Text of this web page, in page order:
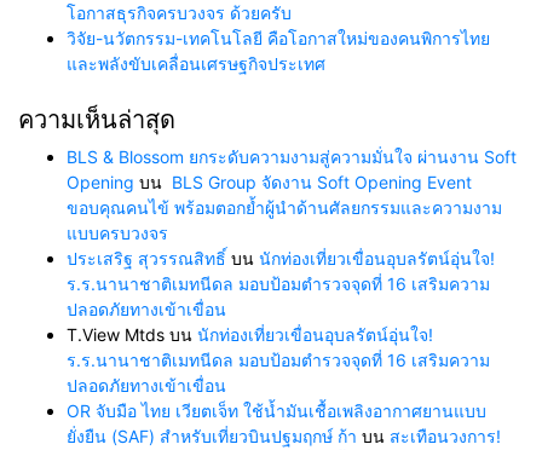
โอกาสธุรกิจครบวงจร ด้วยครับ
วิจัย-นวัตกรรม-เทคโนโลยี คือโอกาสใหม่ของคนพิการไทย
และพลังขับเคลื่อนเศรษฐกิจประเทศ
ความเห็นล่าสุด
BLS & Blossom ยกระดับความงามสู่ความมั่นใจ ผ่านงาน Soft
Opening บน BLS Group จัดงาน Soft Opening Event
ขอบคุณคนไข้ พร้อมตอกย้ำผู้นำด้านศัลยกรรมและความงาม
แบบครบวงจร
ประเสริฐ สุวรรณสิทธิ์ บน นักท่องเที่ยวเขื่อนอุบลรัตน์อุ่นใจ!
ร.ร.นานาชาติเมทนีดล มอบป้อมตำรวจจุดที่ 16 เสริมความ
ปลอดภัยทางเข้าเขื่อน
T.View Mtds บน นักท่องเที่ยวเขื่อนอุบลรัตน์อุ่นใจ!
ร.ร.นานาชาติเมทนีดล มอบป้อมตำรวจจุดที่ 16 เสริมความ
ปลอดภัยทางเข้าเขื่อน
OR จับมือ ไทย เวียตเจ็ท ใช้น้ำมันเชื้อเพลิงอากาศยานแบบ
ยั่งยืน (SAF) สำหรับเที่ยวบินปฐมฤกษ์ ก้า บน สะเทือนวงการ!